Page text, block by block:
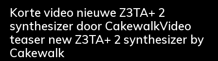
Korte video nieuwe Z3TA+ 2
synthesizer door CakewalkVideo
teaser new Z3TA+ 2 synthesizer by
Cakewalk